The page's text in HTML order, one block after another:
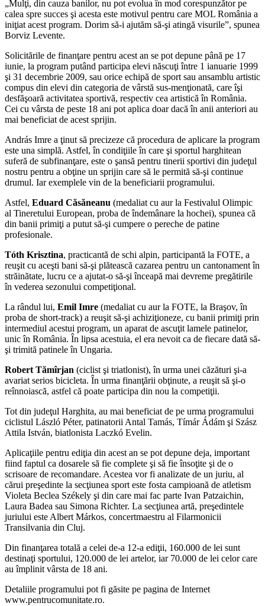
„Mulţi, din cauza banilor, nu pot evolua în mod corespunzător pe
calea spre succes şi acesta este motivul pentru care MOL România a
iniţiat acest program. Dorim să-i ajutăm să-şi atingă visurile”, spunea
Borviz Levente.
Solicitările de finanţare pentru acest an se pot depune până pe 17
iunie, la program putând participa elevi născuţi între 1 ianuarie 1999
şi 31 decembrie 2009, sau orice echipă de sport sau ansamblu artistic
compus din elevi din categoria de vârstă sus-menţionată, care îşi
desfăşoară activitatea sportivă, respectiv cea artistică în România.
Cei cu vârsta de peste 18 ani pot aplica doar dacă în anii anteriori au
mai beneficiat de acest sprijin.
András Imre a ţinut să precizeze că procedura de aplicare la program
este una simplă. Astfel, în condiţiile în care şi sportul harghitean
suferă de subfinanţare, este o şansă pentru tinerii sportivi din judeţul
nostru pentru a obţine un sprijin care să le permită să-şi continue
drumul. Iar exemplele vin de la beneficiarii programului.
Astfel, Eduard Căsăneanu (medaliat cu aur la Festivalul Olimpic
al Tineretului European, proba de îndemânare la hochei), spunea că
din banii primiţi a putut să-şi cumpere o pereche de patine
profesionale.
Tóth Krisztina, practicantă de schi alpin, participantă la FOTE, a
reuşit cu aceşti bani să-şi plătească cazarea pentru un cantonament în
străinătate, lucru ce a ajutat-o să-şi înceapă mai devreme pregătirile
în vederea sezonului competiţional.
La rândul lui, Emil Imre (medaliat cu aur la FOTE, la Braşov, în
proba de short-track) a reuşit să-şi achiziţioneze, cu banii primiţi prin
intermediul acestui program, un aparat de ascuţit lamele patinelor,
unic în România. În lipsa acestuia, el era nevoit ca de fiecare dată să-
şi trimită patinele în Ungaria.
Robert Tămîrjan (ciclist şi triatlonist), în urma unei căzături şi-a
avariat serios bicicleta. În urma finanţării obţinute, a reuşit să şi-o
reînnoiască, astfel că poate participa din nou la competiţii.
Tot din judeţul Harghita, au mai beneficiat de pe urma programului
ciclistul László Péter, patinatorii Antal Tamás, Tímár Ádám şi Szász
Attila István, biatlonista Laczkó Evelin.
Aplicaţiile pentru ediţia din acest an se pot depune deja, important
fiind faptul ca dosarele să fie complete şi să fie însoţite şi de o
scrisoare de recomandare. Acestea vor fi analizate de un juriu, al
cărui preşedinte la secţiunea sport este fosta campioană de atletism
Violeta Beclea Székely şi din care mai fac parte Ivan Patzaichin,
Laura Badea sau Simona Richter. La secţiunea artă, preşedintele
juriului este Albert Márkos, concertmaestru al Filarmonicii
Transilvania din Cluj.
Din finanţarea totală a celei de-a 12-a ediţii, 160.000 de lei sunt
destinaţi sportului, 120.000 de lei artelor, iar 70.000 de lei celor care
au împlinit vârsta de 18 ani.
Detaliile programului pot fi găsite pe pagina de Internet
www.pentrucomunitate.ro.